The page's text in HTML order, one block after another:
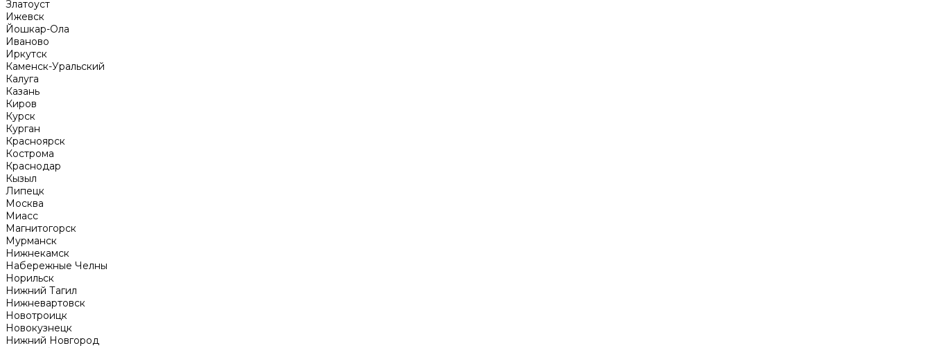
Златоуст
Ижевск
Йошкар-Ола
Иваново
Иркутск
Каменск-Уральский
Калуга
Казань
Киров
Курск
Курган
Красноярск
Кострома
Краснодар
Кызыл
Липецк
Москва
Миасс
Магнитогорск
Мурманск
Нижнекамск
Набережные Челны
Норильск
Нижний Тагил
Нижневартовск
Новотроицк
Новокузнецк
Нижний Новгород